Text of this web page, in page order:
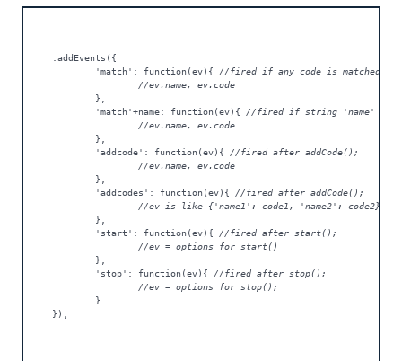
.addEvents({
	'match': function(ev){
//fired if any code is matched
		//ev.name, ev.code
	'match'+name: function(ev){
//fired if string 'name' is a
		//ev.name, ev.code
	'addcode': function(ev){
//fired after addCode();
		//ev.name, ev.code
	'addcodes': function(ev){
//fired after addCode();
		//ev is like {'name1': code1, 'name2': code2}
	'start': function(ev){
//fired after start();
		//ev = options for start()
	'stop': function(ev){
//fired after stop();
		//ev = options for stop();
});